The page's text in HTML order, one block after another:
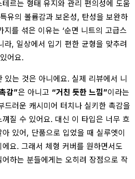
르는 형태 유지와 관리 편의성에 도움
유의 볼륨감과 보온성, 탄성을 보완하
를 섞은 이유는 ‘순면 니트의 고급스
라, 일상에서 입기 편한 균형을 맞추려
어요.
있는 것은 아니에요. 실제 리뷰에서 니
감”은 아니고 “거친 듯한 느낌”이라는
드러운 캐시미어 터치나 실키한 촉감을
질 수 있어요. 대신 이 타입은 너무 흐
있어, 단품으로 입었을 때 실루엣이
요. 그래서 체형 커버를 원하면서도
하는 분들에게는 오히려 장점으로 작